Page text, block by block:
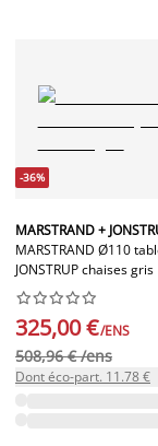
-36%
MARSTRAND +
MARSTRAND Ø110
JONSTRUP chaises gris






325,00 €/ENS
508,96 € /ens
Dont éco-part. 11.78 €